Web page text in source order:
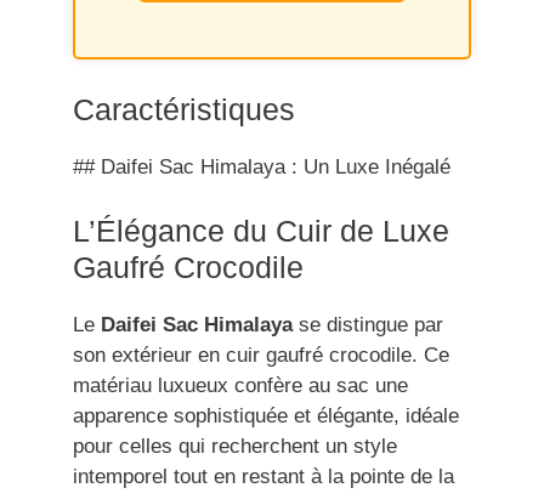
Caractéristiques
## Daifei Sac Himalaya : Un Luxe Inégalé
L’Élégance du Cuir de Luxe
Gaufré Crocodile
Le Daifei Sac Himalayase distingue par
son extérieur en cuir gaufré crocodile. Ce
matériau luxueux confère au sac une
apparence sophistiquée et élégante, idéale
pour celles qui recherchent un style
intemporel tout en restant à la pointe de la